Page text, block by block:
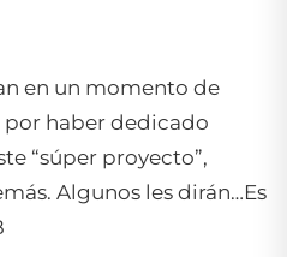
en un momento de
haber dedicado
“súper proyecto”,
Algunos les dirán…Es